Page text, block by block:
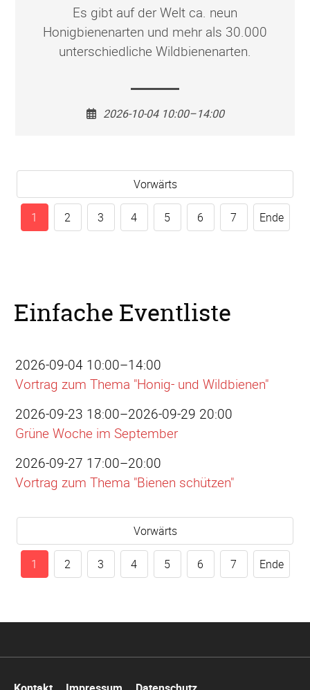
Es gibt auf der Welt ca. neun
Honigbienenarten und mehr als 30.000
unterschiedliche Wildbienenarten.
2026-10-04 10:00–14:00
Vorwärts
1 2 3 4 5 6 7 Ende
Einfache Eventliste
2026-09-04 10:00–14:00
Vortrag zum Thema "Honig- und Wildbienen"
2026-09-23 18:00–2026-09-29 20:00
Grüne Woche im September
2026-09-27 17:00–20:00
Vortrag zum Thema "Bienen schützen"
Vorwärts
1 2 3 4 5 6 7 Ende